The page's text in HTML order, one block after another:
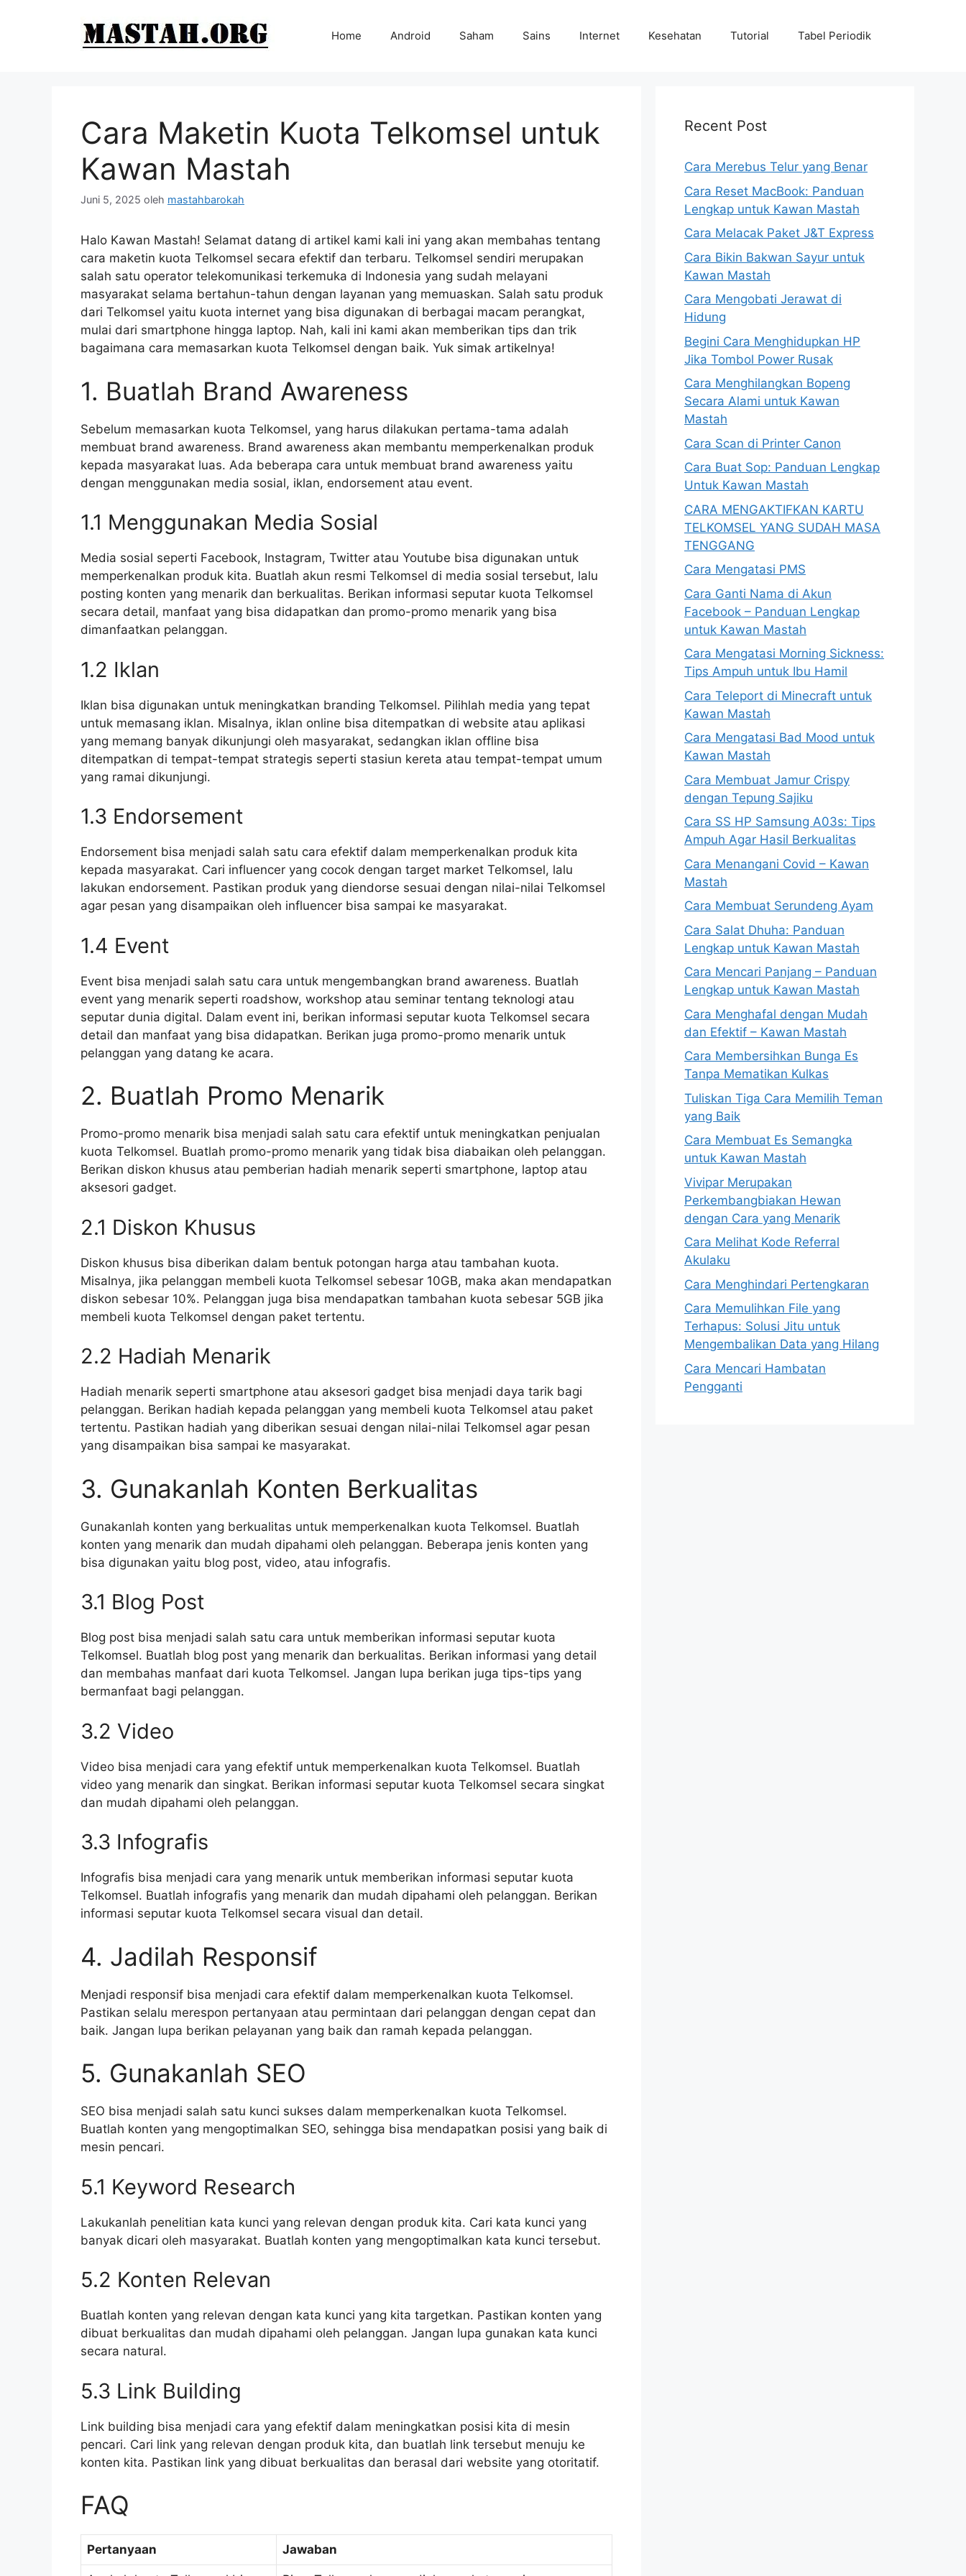
Home Android Saham Sains Internet Kesehatan Tutorial Tabel Periodik
Cara Maketin Kuota Telkomsel untuk
Kawan Mastah
Juni 5, 2025 oleh mastahbarokah
Halo Kawan Mastah! Selamat datang di artikel kami kali ini yang akan membahas tentang
cara maketin kuota Telkomsel secara efektif dan terbaru. Telkomsel sendiri merupakan
salah satu operator telekomunikasi terkemuka di Indonesia yang sudah melayani
masyarakat selama bertahun-tahun dengan layanan yang memuaskan. Salah satu produk
dari Telkomsel yaitu kuota internet yang bisa digunakan di berbagai macam perangkat,
mulai dari smartphone hingga laptop. Nah, kali ini kami akan memberikan tips dan trik
bagaimana cara memasarkan kuota Telkomsel dengan baik. Yuk simak artikelnya!
1. Buatlah Brand Awareness
Sebelum memasarkan kuota Telkomsel, yang harus dilakukan pertama-tama adalah
membuat brand awareness. Brand awareness akan membantu memperkenalkan produk
kepada masyarakat luas. Ada beberapa cara untuk membuat brand awareness yaitu
dengan menggunakan media sosial, iklan, endorsement atau event.
1.1 Menggunakan Media Sosial
Media sosial seperti Facebook, Instagram, Twitter atau Youtube bisa digunakan untuk
memperkenalkan produk kita. Buatlah akun resmi Telkomsel di media sosial tersebut, lalu
posting konten yang menarik dan berkualitas. Berikan informasi seputar kuota Telkomsel
secara detail, manfaat yang bisa didapatkan dan promo-promo menarik yang bisa
dimanfaatkan pelanggan.
1.2 Iklan
Iklan bisa digunakan untuk meningkatkan branding Telkomsel. Pilihlah media yang tepat
untuk memasang iklan. Misalnya, iklan online bisa ditempatkan di website atau aplikasi
yang memang banyak dikunjungi oleh masyarakat, sedangkan iklan offline bisa
ditempatkan di tempat-tempat strategis seperti stasiun kereta atau tempat-tempat umum
yang ramai dikunjungi.
1.3 Endorsement
Endorsement bisa menjadi salah satu cara efektif dalam memperkenalkan produk kita
kepada masyarakat. Cari influencer yang cocok dengan target market Telkomsel, lalu
lakukan endorsement. Pastikan produk yang diendorse sesuai dengan nilai-nilai Telkomsel
agar pesan yang disampaikan oleh influencer bisa sampai ke masyarakat.
1.4 Event
Event bisa menjadi salah satu cara untuk mengembangkan brand awareness. Buatlah
event yang menarik seperti roadshow, workshop atau seminar tentang teknologi atau
seputar dunia digital. Dalam event ini, berikan informasi seputar kuota Telkomsel secara
detail dan manfaat yang bisa didapatkan. Berikan juga promo-promo menarik untuk
pelanggan yang datang ke acara.
2. Buatlah Promo Menarik
Promo-promo menarik bisa menjadi salah satu cara efektif untuk meningkatkan penjualan
kuota Telkomsel. Buatlah promo-promo menarik yang tidak bisa diabaikan oleh pelanggan.
Berikan diskon khusus atau pemberian hadiah menarik seperti smartphone, laptop atau
aksesori gadget.
2.1 Diskon Khusus
Diskon khusus bisa diberikan dalam bentuk potongan harga atau tambahan kuota.
Misalnya, jika pelanggan membeli kuota Telkomsel sebesar 10GB, maka akan mendapatkan
diskon sebesar 10%. Pelanggan juga bisa mendapatkan tambahan kuota sebesar 5GB jika
membeli kuota Telkomsel dengan paket tertentu.
2.2 Hadiah Menarik
Hadiah menarik seperti smartphone atau aksesori gadget bisa menjadi daya tarik bagi
pelanggan. Berikan hadiah kepada pelanggan yang membeli kuota Telkomsel atau paket
tertentu. Pastikan hadiah yang diberikan sesuai dengan nilai-nilai Telkomsel agar pesan
yang disampaikan bisa sampai ke masyarakat.
3. Gunakanlah Konten Berkualitas
Gunakanlah konten yang berkualitas untuk memperkenalkan kuota Telkomsel. Buatlah
konten yang menarik dan mudah dipahami oleh pelanggan. Beberapa jenis konten yang
bisa digunakan yaitu blog post, video, atau infografis.
3.1 Blog Post
Blog post bisa menjadi salah satu cara untuk memberikan informasi seputar kuota
Telkomsel. Buatlah blog post yang menarik dan berkualitas. Berikan informasi yang detail
dan membahas manfaat dari kuota Telkomsel. Jangan lupa berikan juga tips-tips yang
bermanfaat bagi pelanggan.
3.2 Video
Video bisa menjadi cara yang efektif untuk memperkenalkan kuota Telkomsel. Buatlah
video yang menarik dan singkat. Berikan informasi seputar kuota Telkomsel secara singkat
dan mudah dipahami oleh pelanggan.
3.3 Infografis
Infografis bisa menjadi cara yang menarik untuk memberikan informasi seputar kuota
Telkomsel. Buatlah infografis yang menarik dan mudah dipahami oleh pelanggan. Berikan
informasi seputar kuota Telkomsel secara visual dan detail.
4. Jadilah Responsif
Menjadi responsif bisa menjadi cara efektif dalam memperkenalkan kuota Telkomsel.
Pastikan selalu merespon pertanyaan atau permintaan dari pelanggan dengan cepat dan
baik. Jangan lupa berikan pelayanan yang baik dan ramah kepada pelanggan.
5. Gunakanlah SEO
SEO bisa menjadi salah satu kunci sukses dalam memperkenalkan kuota Telkomsel.
Buatlah konten yang mengoptimalkan SEO, sehingga bisa mendapatkan posisi yang baik di
mesin pencari.
5.1 Keyword Research
Lakukanlah penelitian kata kunci yang relevan dengan produk kita. Cari kata kunci yang
banyak dicari oleh masyarakat. Buatlah konten yang mengoptimalkan kata kunci tersebut.
5.2 Konten Relevan
Buatlah konten yang relevan dengan kata kunci yang kita targetkan. Pastikan konten yang
dibuat berkualitas dan mudah dipahami oleh pelanggan. Jangan lupa gunakan kata kunci
secara natural.
5.3 Link Building
Link building bisa menjadi cara yang efektif dalam meningkatkan posisi kita di mesin
pencari. Cari link yang relevan dengan produk kita, dan buatlah link tersebut menuju ke
konten kita. Pastikan link yang dibuat berkualitas dan berasal dari website yang otoritatif.
FAQ
Pertanyaan Jawaban
Recent Post
Cara Merebus Telur yang Benar
Cara Reset MacBook: Panduan
Lengkap untuk Kawan Mastah
Cara Melacak Paket J&T Express
Cara Bikin Bakwan Sayur untuk
Kawan Mastah
Cara Mengobati Jerawat di
Hidung
Begini Cara Menghidupkan HP
Jika Tombol Power Rusak
Cara Menghilangkan Bopeng
Secara Alami untuk Kawan
Mastah
Cara Scan di Printer Canon
Cara Buat Sop: Panduan Lengkap
Untuk Kawan Mastah
CARA MENGAKTIFKAN KARTU
TELKOMSEL YANG SUDAH MASA
TENGGANG
Cara Mengatasi PMS
Cara Ganti Nama di Akun
Facebook – Panduan Lengkap
untuk Kawan Mastah
Cara Mengatasi Morning Sickness:
Tips Ampuh untuk Ibu Hamil
Cara Teleport di Minecraft untuk
Kawan Mastah
Cara Mengatasi Bad Mood untuk
Kawan Mastah
Cara Membuat Jamur Crispy
dengan Tepung Sajiku
Cara SS HP Samsung A03s: Tips
Ampuh Agar Hasil Berkualitas
Cara Menangani Covid – Kawan
Mastah
Cara Membuat Serundeng Ayam
Cara Salat Dhuha: Panduan
Lengkap untuk Kawan Mastah
Cara Mencari Panjang – Panduan
Lengkap untuk Kawan Mastah
Cara Menghafal dengan Mudah
dan Efektif – Kawan Mastah
Cara Membersihkan Bunga Es
Tanpa Mematikan Kulkas
Tuliskan Tiga Cara Memilih Teman
yang Baik
Cara Membuat Es Semangka
untuk Kawan Mastah
Vivipar Merupakan
Perkembangbiakan Hewan
dengan Cara yang Menarik
Cara Melihat Kode Referral
Akulaku
Cara Menghindari Pertengkaran
Cara Memulihkan File yang
Terhapus: Solusi Jitu untuk
Mengembalikan Data yang Hilang
Cara Mencari Hambatan
Pengganti